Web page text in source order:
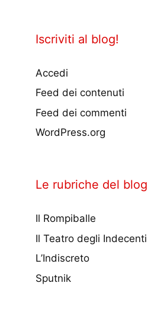
Iscriviti al blog!
Accedi
Feed dei contenuti
Feed dei commenti
WordPress.org
Le rubriche del blog
Il Rompiballe
Il Teatro degli Indecenti
L’Indiscreto
Sputnik